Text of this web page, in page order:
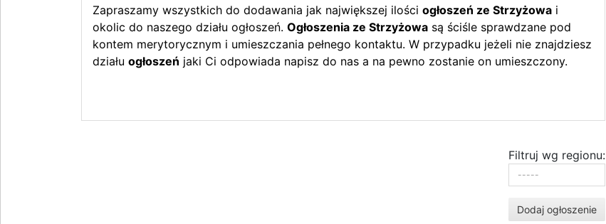
Zapraszamy wszystkich do dodawania jak największej ilości ogłoszeń ze Strzyżowa i
okolic do naszego działu ogłoszeń. Ogłoszenia ze Strzyżowa są ściśle sprawdzane pod
kontem merytorycznym i umieszczania pełnego kontaktu. W przypadku jeżeli nie znajdziesz
działu ogłoszeń jaki Ci odpowiada napisz do nas a na pewno zostanie on umieszczony.
Filtruj wg regionu:
Dodaj ogłoszenie